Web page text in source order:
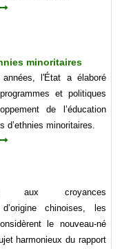
minoritaires
années, l'État a élaboré
et politiques
de l’éducation
d’ethnies minoritaires.
aux croyances
chinoises, les
le nouveau-né
harmonieux du rapport